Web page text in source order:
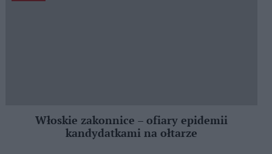
Włoskie zakonnice – ofiary epidemii
kandydatkami na ołtarze